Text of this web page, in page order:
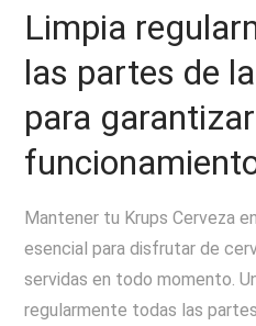
Limpia
las partes de
para
Mantener tu Krups Cerveza
esencial para disfrutar de
servidas en todo momento.
regularmente todas las